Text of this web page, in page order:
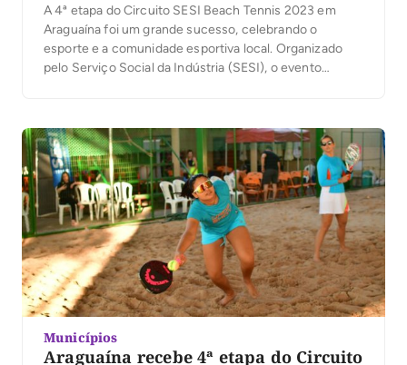
A 4ª etapa do Circuito SESI Beach Tennis 2023 em
Araguaína foi um grande sucesso, celebrando o
esporte e a comunidade esportiva local. Organizado
pelo Serviço Social da Indústria (SESI), o evento
Com 418 atletas participantes e […]
Municípios
Araguaína recebe 4ª etapa do Circuito